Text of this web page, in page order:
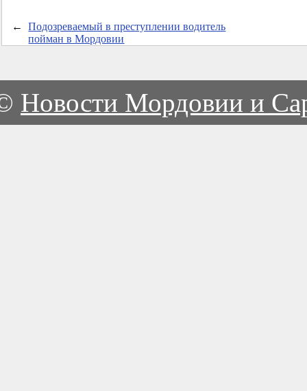
←
Подозреваемый в преступлении водитель
пойман в Мордовии
Новости Мордовии и